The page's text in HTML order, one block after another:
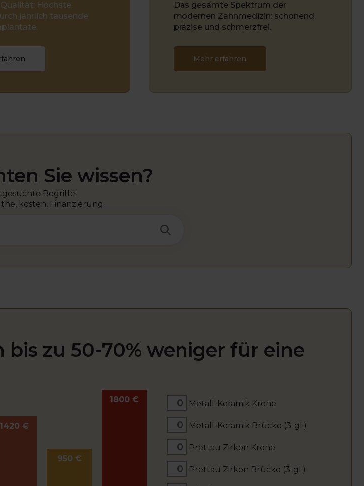
Höchste
jährlich tausende
Das gesamte Spektrum der
modernen Zahnmedizin: schonend,
präzise und schmerzfrei.
Mehr erfahren
Sie wissen?
Begriffe:
the, kosten, Finanzierung
zu 50-70% weniger für eine
1420 €
950 €
1800 € Metall-Keramik Krone
Metall-Keramik Brücke (3-gl.)
Prettau Zirkon Krone
Prettau Zirkon Brücke (3-gl.)